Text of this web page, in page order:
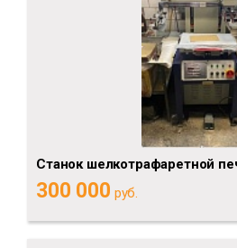
Cтанок шелкотрафаретной
300 000 руб.